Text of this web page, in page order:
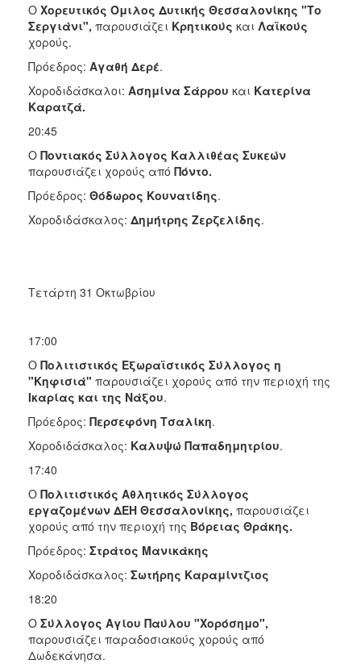
Ο Χορευτικός Όμιλος Δυτικής Θεσσαλονίκης "Το
Σεργιάνι", παρουσιάζει Κρητικούς και Λαϊκούς
χορούς.
Πρόεδρος: Αγαθή Δερέ.
Χοροδιδάσκαλοι: Ασημίνα Σάρρου και Κατερίνα
Καρατζά.
20:45
Ο Ποντιακός Σύλλογος Καλλιθέας Συκεών
παρουσιάζει χορούς από Πόντο.
Πρόεδρος: Θόδωρος Κουνατίδης.
Χοροδιδάσκαλος: Δημήτρης Ζερζελίδης.
Τετάρτη 31 Οκτωβρίου
17:00
Ο Πολιτιστικός Εξωραϊστικός Σύλλογος η
"Κηφισιά" παρουσιάζει χορούς από την περιοχή της
Ικαρίας και της Νάξου.
Πρόεδρος: Περσεφόνη Τσαλίκη.
Χοροδιδάσκαλος: Καλυψώ Παπαδημητρίου.
17:40
Ο Πολιτιστικός Αθλητικός Σύλλογος
εργαζομένων ΔΕΗ Θεσσαλονίκης, παρουσιάζει
χορούς από την περιοχή της Βόρειας Θράκης.
Πρόεδρος: Στράτος Μανικάκης
Χοροδιδάσκαλος: Σωτήρης Καραμίντζιος
18:20
Ο Σύλλογος Αγίου Παύλου "Χορόσημο",
παρουσιάζει παραδοσιακούς χορούς από
Δωδεκάνησα.